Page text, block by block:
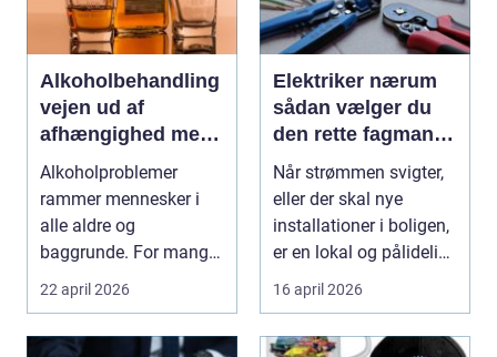
Alkoholbehandling
vejen ud af
afhængighed med
professionel støtte
Alkoholproblemer
rammer mennesker i
alle aldre og
baggrunde. For mange
starter det med
22 april 2026
Elektriker nærum
sådan vælger du
den rette fagmand
til dine el-opgaver
Når strømmen svigter,
eller der skal nye
installationer i boligen,
er en lokal og pålidelig
elektrik...
16 april 2026